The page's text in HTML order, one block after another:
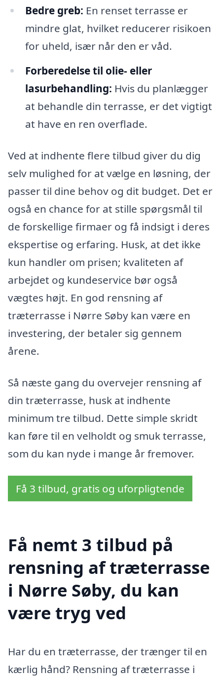
Bedre greb: En renset terrasse er
mindre glat, hvilket reducerer risikoen
for uheld, især når den er våd.
Forberedelse til olie- eller
lasurbehandling: Hvis du planlægger
at behandle din terrasse, er det vigtigt
at have en ren overflade.
Ved at indhente flere tilbud giver du dig
selv mulighed for at vælge en løsning, der
passer til dine behov og dit budget. Det er
også en chance for at stille spørgsmål til
de forskellige firmaer og få indsigt i deres
ekspertise og erfaring. Husk, at det ikke
kun handler om prisen; kvaliteten af
arbejdet og kundeservice bør også
vægtes højt. En god rensning af
træterrasse i Nørre Søby kan være en
investering, der betaler sig gennem
årene.
Så næste gang du overvejer rensning af
din træterrasse, husk at indhente
minimum tre tilbud. Dette simple skridt
kan føre til en velholdt og smuk terrasse,
som du kan nyde i mange år fremover.
Få 3 tilbud, gratis og uforpligtende
Få nemt 3 tilbud på
rensning af træterrasse
i Nørre Søby, du kan
være tryg ved
Har du en træterrasse, der trænger til en
kærlig hånd? Rensning af træterrasse i